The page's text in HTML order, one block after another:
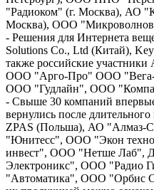
"Радиоком" (г. Москва), АО
Москва), ООО
- Решения для Интернета
Solutions Co., Ltd (Китай),
также российские
ООО "Арго-Про" ООО
ООО "Гудлайн", ООО
- Свыше 30 компаний
вернулись после
ZPAS (Польша), АО
"Юнитесс", ООО "Экон
инвест", ООО "Нетше
Электроникс", ООО "Радио
"Автоматика", ООО "Орбис